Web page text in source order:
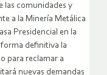
las comunidades y
a la Minería Metálica
Presidencial en la
definitiva la
para reclamar a
nuevas demandas